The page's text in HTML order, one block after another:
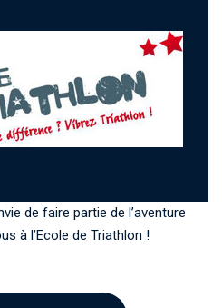
de faire partie de l’aventure
à l’Ecole de Triathlon !